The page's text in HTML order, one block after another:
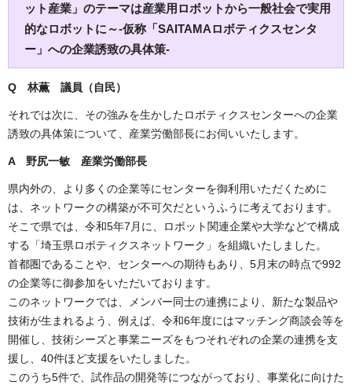
ット産業」のテーマは産業用ロボットから一般社会で実用
的なロボットに～-仮称「SAITAMAロボティクスセンタ
ー」への企業誘致の具体策-
Q 林薫 議員（自民）
それでは次に、その強みを生かしたロボティクスセンターへの企業
誘致の具体策について、産業労働部長にお伺いいたします。
A 野尻一敏 産業労働部長
県内外の、より多くの企業等にセンターを御利用いただくために
は、ネットワークの構築が不可欠だというふうに考えております。
そこで県では、令和5年7月に、ロボット関連企業や大学などで構成
する「埼玉県ロボティクスネットワーク」を組織いたしました。
首都圏であることや、センターへの期待もあり、5月末の時点で992
の企業等に御参加をいただいております。
このネットワークでは、メンバー同士の連携により、新たな製品や
技術が生まれるよう、例えば、令和6年度にはマッチング商談会等を
開催し、技術シーズと事業ニーズをもつそれぞれの企業の連携を支
援し、40件ほど支援をいたしました。
このうち5件で、試作品の開発等につながっており、事業化に向けた